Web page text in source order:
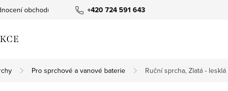
+420 724 591 643
obchodu
Pro sprchové a vanové baterie Ruční sprcha, Zlatá -